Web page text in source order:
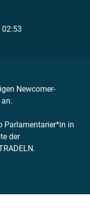
Newcomer-
Parlamentarier*in in
der